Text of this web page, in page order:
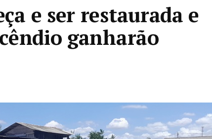
e ser restaurada e
ganharão